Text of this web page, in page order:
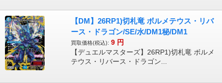
【DM】26RP1)切札竜 ボルメテウス・リバ
ース・ドラゴン/SE/水/DM1秘/DM1
買取価格(税込): 9 円
【デュエルマスターズ】26RP1)切札竜 ボルメ
テウス・リバース・ドラゴン...